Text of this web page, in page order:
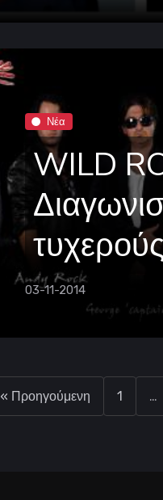
Νέα
WILD
τυχερούς
03-11-2014
« Προηγούμενη 1 …